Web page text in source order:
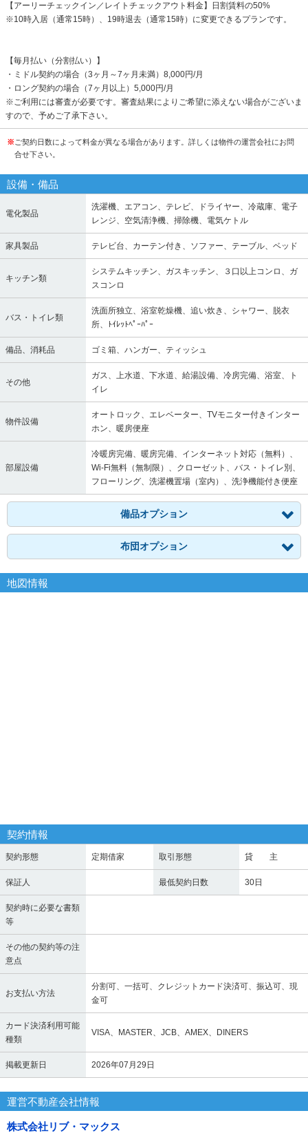
【アーリーチェックイン／レイトチェックアウト料金】日割賃料の50%
※10時入居（通常15時）、19時退去（通常15時）に変更できるプランです。
【毎月払い（分割払い）】
・ミドル契約の場合（3ヶ月～7ヶ月未満）8,000円/月
・ロング契約の場合（7ヶ月以上）5,000円/月
※ご利用には審査が必要です。審査結果によりご希望に添えない場合がございま
すので、予めご了承下さい。
※ ご契約日数によって料金が異なる場合があります。詳しくは物件の運営会社にお問
合せ下さい。
設備・備品
電化製品
洗濯機、エアコン、テレビ、ドライヤー、冷蔵庫、電子
レンジ、空気清浄機、掃除機、電気ケトル
家具製品 テレビ台、カーテン付き、ソファー、テーブル、ベッド
キッチン類
システムキッチン、ガスキッチン、３口以上コンロ、ガ
スコンロ
バス・トイレ類
洗面所独立、浴室乾燥機、追い炊き、シャワー、脱衣
所、ﾄｲﾚｯﾄﾍﾟｰﾊﾟｰ
備品、消耗品 ゴミ箱、ハンガー、ティッシュ
その他
ガス、上水道、下水道、給湯設備、冷房完備、浴室、ト
イレ
物件設備
オートロック、エレベーター、TVモニター付きインター
ホン、暖房便座
部屋設備
冷暖房完備、暖房完備、インターネット対応（無料）、
Wi-Fi無料（無制限）、クローゼット、バス・トイレ別、
フローリング、洗濯機置場（室内）、洗浄機能付き便座
備品オプション
布団オプション
地図情報
契約情報
契約形態 定期借家 取引形態 貸 主
保証人 最低契約日数 30日
契約時に必要な書類
等
その他の契約等の注
意点
お支払い方法
分割可、一括可、クレジットカード決済可、振込可、現
金可
カード決済利用可能
種類
VISA、MASTER、JCB、AMEX、DINERS
掲載更新日 2026年07月29日
運営不動産会社情報
株式会社リブ・マックス